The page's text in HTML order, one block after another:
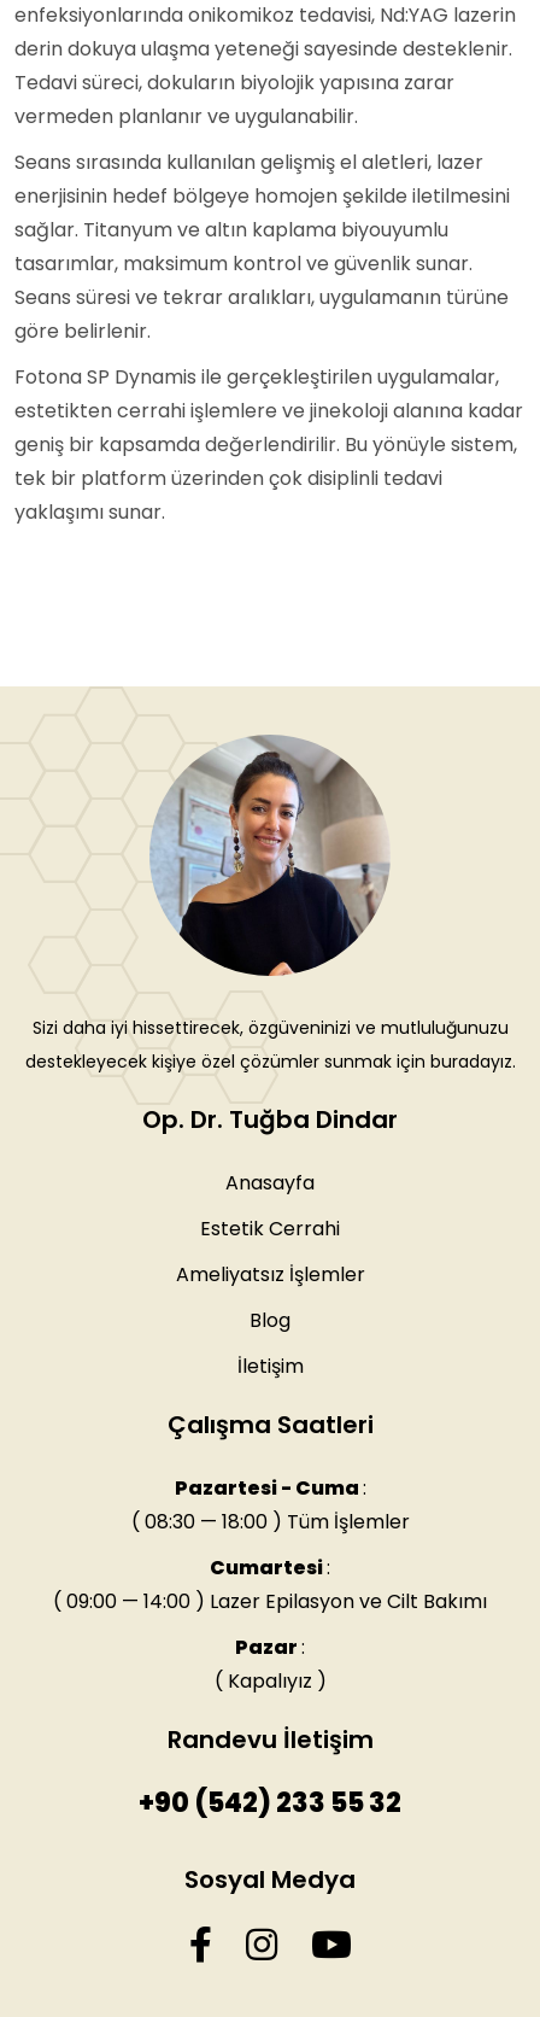
enfeksiyonlarında onikomikoz tedavisi, Nd:YAG lazerin
derin dokuya ulaşma yeteneği sayesinde desteklenir.
Tedavi süreci, dokuların biyolojik yapısına zarar
vermeden planlanır ve uygulanabilir.
Seans sırasında kullanılan gelişmiş el aletleri, lazer
enerjisinin hedef bölgeye homojen şekilde iletilmesini
sağlar. Titanyum ve altın kaplama biyouyumlu
tasarımlar, maksimum kontrol ve güvenlik sunar.
Seans süresi ve tekrar aralıkları, uygulamanın türüne
göre belirlenir.
Fotona SP Dynamis ile gerçekleştirilen uygulamalar,
estetikten cerrahi işlemlere ve jinekoloji alanına kadar
geniş bir kapsamda değerlendirilir. Bu yönüyle sistem,
tek bir platform üzerinden çok disiplinli tedavi
yaklaşımı sunar.
Sizi daha iyi hissettirecek, özgüveninizi ve mutluluğunuzu
destekleyecek kişiye özel çözümler sunmak için buradayız.
Op. Dr. Tuğba Dindar
Anasayfa
Estetik Cerrahi
Ameliyatsız İşlemler
Blog
İletişim
Çalışma Saatleri
Pazartesi - Cuma:
( 08:30 — 18:00 ) Tüm İşlemler
Cumartesi:
( 09:00 — 14:00 ) Lazer Epilasyon ve Cilt Bakımı
Pazar:
( Kapalıyız )
Randevu İletişim
+90 (542) 233 55 32
Sosyal Medya